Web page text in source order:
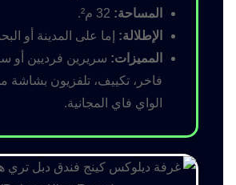
المساحة:
الإطلالة: إما على المدينة أو
المميزات: سريرين فرديين أو
فاخر، تكييف، تلفزيون
الواي فاي المجانية.